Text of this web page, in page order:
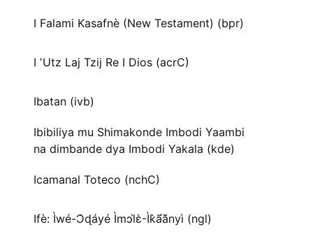
I Falami Kasafnè (New Testament) (bpr)
I ʼUtz Laj Tzij Re I Dios (acrC)
Ibatan (ivb)
Ibibiliya mu Shimakonde Imbodi Yaambi
na dimbande dya Imbodi Yakala (kde)
Icamanal Toteco (nchC)
Ifè: Ìwé-Ɔ̀ɖáyé Ìmↄl̀ɛ̀-Ìk̀ã́ã̀nyì (ngl)